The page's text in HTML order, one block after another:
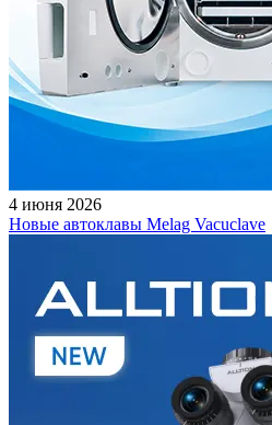
4 июня 2026
Новые автоклавы Melag Vacuclave